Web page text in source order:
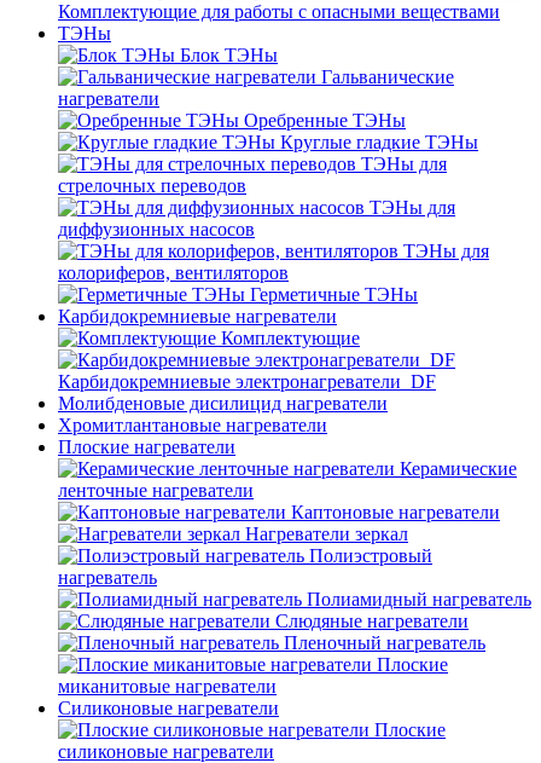
Комплектующие для работы с опасными веществами
ТЭНы
Блок ТЭНы
Гальванические
нагреватели
Оребренные ТЭНы
Круглые гладкие ТЭНы
ТЭНы для
стрелочных переводов
ТЭНы для
диффузионных насосов
ТЭНы для
колориферов, вентиляторов
Герметичные ТЭНы
Карбидокремниевые нагреватели
Комплектующие
Карбидокремниевые электронагреватели_DF
Молибденовые дисилицид нагреватели
Хромитлантановые нагреватели
Плоские нагреватели
Керамические
ленточные нагреватели
Каптоновые нагреватели
Нагреватели зеркал
Полиэстровый
нагреватель
Полиамидный нагреватель
Слюдяные нагреватели
Пленочный нагреватель
Плоские
миканитовые нагреватели
Силиконовые нагреватели
Плоские
силиконовые нагреватели